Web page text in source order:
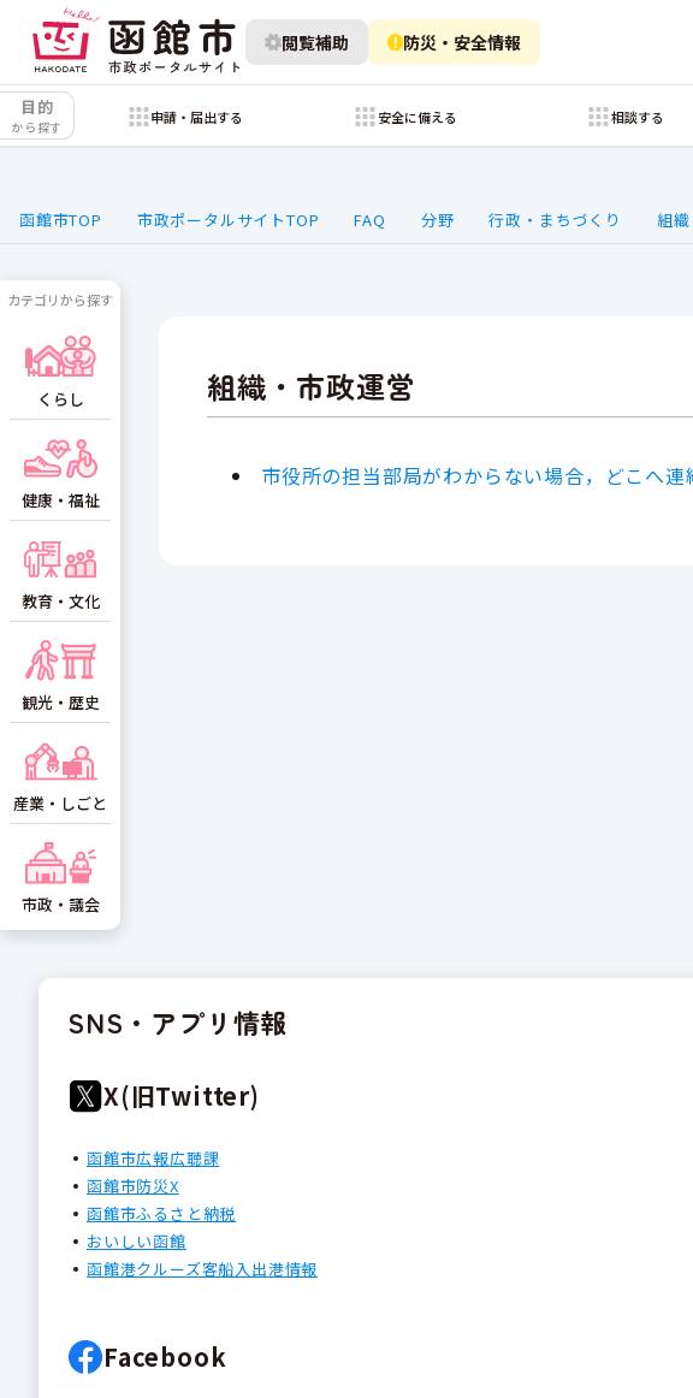
閲覧補助 防災・安全情報
目的
から探す
申請・届出する 安全に備える 相談する
函館市TOP 市政ポータルサイトTOP FAQ 分野 行政・まちづくり 組
組織・市政運営
市役所の担当部局がわからない場合，どこへ
カテゴリから探す
くらし
健康・福祉
教育・文化
観光・歴史
産業・しごと
市政・議会
SNS・アプリ情報
X(旧Twitter)
函館市広報広聴課
函館市防災X
函館市ふるさと納税
おいしい函館
函館港クルーズ客船入出港情報
Facebook